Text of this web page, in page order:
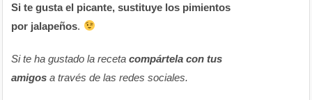
Si te gusta el picante, sustituye los pimientos
por jalapeños.
Si te ha gustado la recetacompártela con tus
amigos a través de las redes sociales.